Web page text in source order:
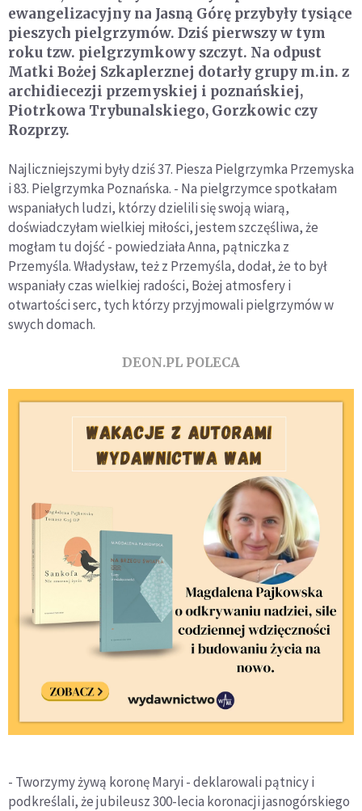
ewangelizacyjny na Jasną Górę przybyły tysiące
pieszych pielgrzymów. Dziś pierwszy w tym
roku tzw. pielgrzymkowy szczyt. Na odpust
Matki Bożej Szkaplerznej dotarły grupy m.in. z
archidiecezji przemyskiej i poznańskiej,
Piotrkowa Trybunalskiego, Gorzkowic czy
Rozprzy.
Najliczniejszymi były dziś 37. Piesza Pielgrzymka Przemyska
i 83. Pielgrzymka Poznańska. - Na pielgrzymce spotkałam
wspaniałych ludzi, którzy dzielili się swoją wiarą,
doświadczyłam wielkiej miłości, jestem szczęśliwa, że
mogłam tu dojść - powiedziała Anna, pątniczka z
Przemyśla. Władysław, też z Przemyśla, dodał, że to był
wspaniały czas wielkiej radości, Bożej atmosfery i
otwartości serc, tych którzy przyjmowali pielgrzymów w
swych domach.
DEON.PL POLECA
- Tworzymy żywą koronę Maryi - deklarowali pątnicy i
podkreślali, że jubileusz 300-lecia koronacji jasnogórskiego